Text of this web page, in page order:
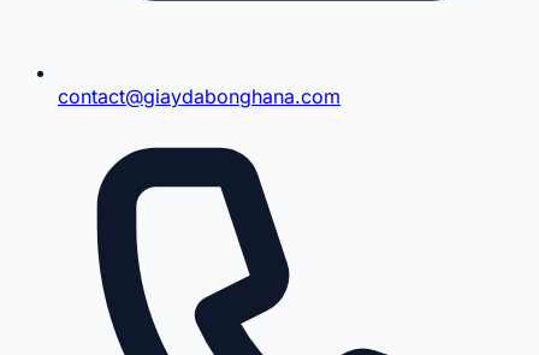
contact@giaydabonghana.com